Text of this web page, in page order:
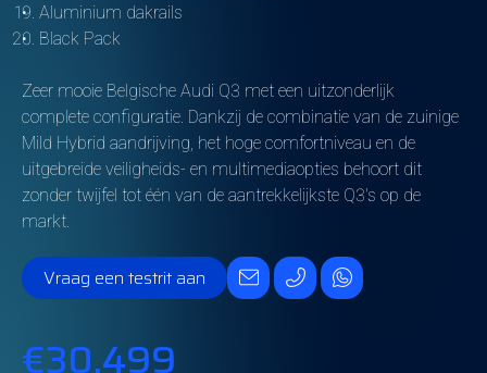
Aluminium dakrails
Black Pack
Zeer mooie Belgische Audi Q3 met een uitzonderlijk
complete configuratie. Dankzij de combinatie van de zuinige
Mild Hybrid aandrijving, het hoge comfortniveau en de
uitgebreide veiligheids- en multimediaopties behoort dit
zonder twijfel tot één van de aantrekkelijkste Q3's op de
markt.
Vraag een testrit aan
€30.499